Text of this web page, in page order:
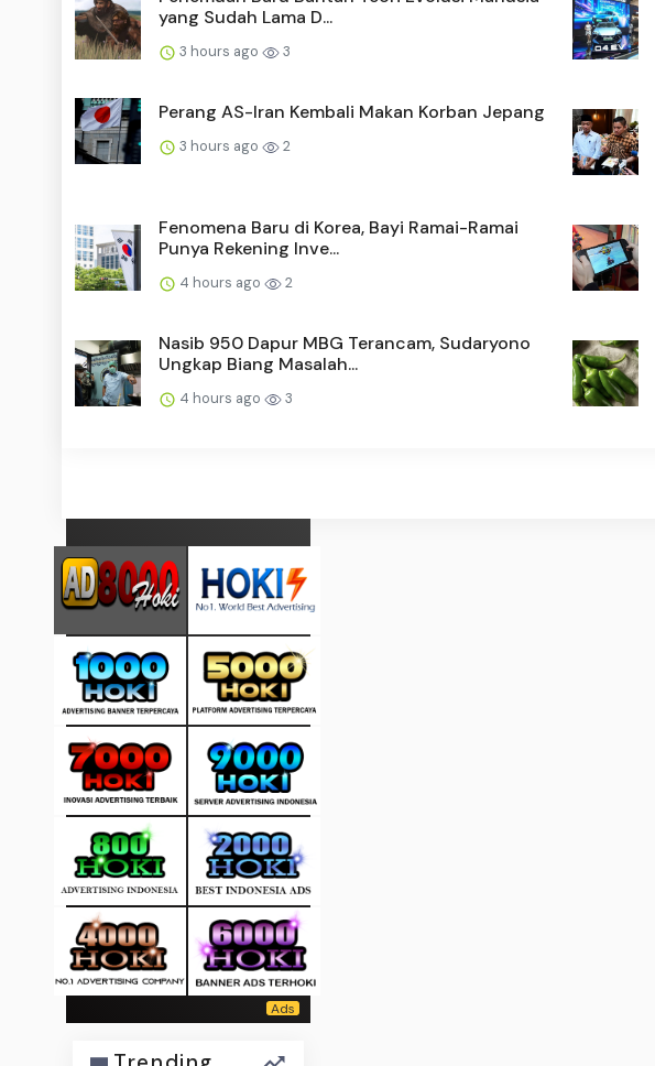
yang Sudah Lama D...
3 hours ago 3
Perang AS-Iran Kembali Makan Korban Jepang
3 hours ago 2
Fenomena Baru di Korea, Bayi Ramai-Ramai
Punya Rekening Inve...
4 hours ago 2
Nasib 950 Dapur MBG Terancam, Sudaryono
Ungkap Biang Masalah...
4 hours ago 3